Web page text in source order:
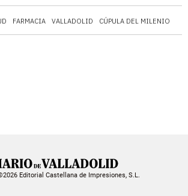
FARMACIA VALLADOLID CÚPULA DEL MILENIO
Editorial Castellana de Impresiones, S.L.